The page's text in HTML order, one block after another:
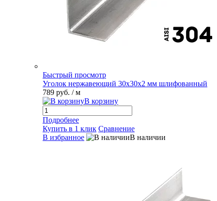
Быстрый просмотр
Уголок нержавеющий 30х30х2 мм шлифованный
789 руб. / м
В корзину
Подробнее
Купить в 1 клик Сравнение
В избранное
В наличии